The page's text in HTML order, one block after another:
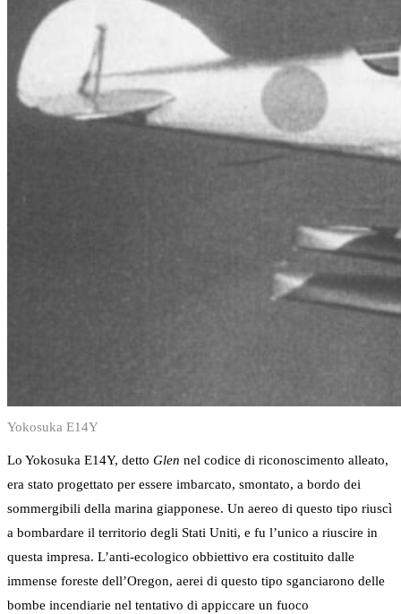
Yokosuka E14Y
Lo Yokosuka E14Y, detto Glen nel codice di riconoscimento alleato,
era stato progettato per essere imbarcato, smontato, a bordo dei
sommergibili della marina giapponese. Un aereo di questo tipo riuscì
a bombardare il territorio degli Stati Uniti, e fu l’unico a riuscire in
questa impresa. L’anti-ecologico obbiettivo era costituito dalle
immense foreste dell’Oregon, aerei di questo tipo sganciarono delle
bombe incendiarie nel tentativo di appiccare un fuoco